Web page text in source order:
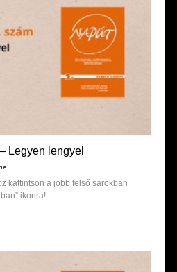
Legyen lengyel
kattintson a jobb felső sarokban
ikonra!